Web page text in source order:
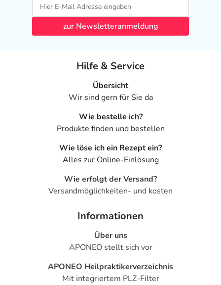
zur Newsletteranmeldung
Hilfe & Service
Übersicht
Wir sind gern für Sie da
Wie bestelle ich?
Produkte finden und bestellen
Wie löse ich ein Rezept ein?
Alles zur Online-Einlösung
Wie erfolgt der Versand?
Versandmöglichkeiten- und kosten
Informationen
Über uns
APONEO stellt sich vor
APONEO Heilpraktikerverzeichnis
Mit integriertem PLZ-Filter